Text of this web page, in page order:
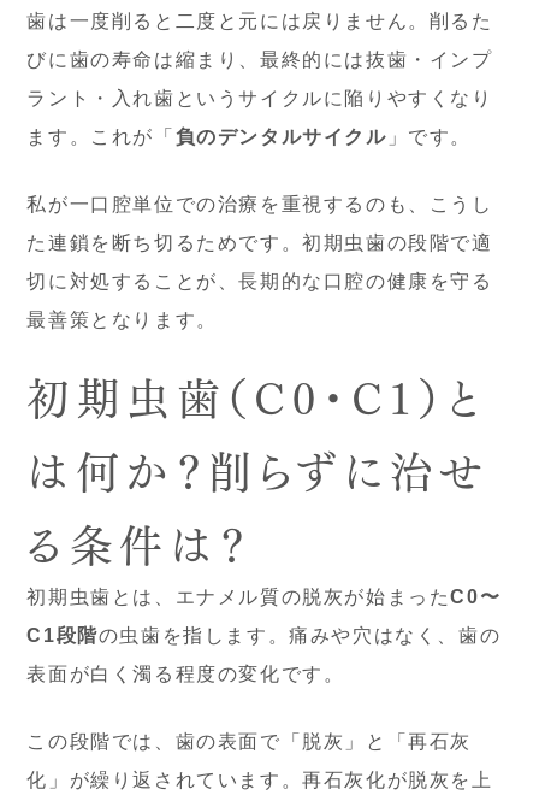
歯は一度削ると二度と元には戻りません。削るた
びに歯の寿命は縮まり、最終的には抜歯・インプ
ラント・入れ歯というサイクルに陥りやすくなり
ます。これが「 負のデンタルサイクル 」です。
私が一口腔単位での治療を重視するのも、こうし
た連鎖を断ち切るためです。初期虫歯の段階で適
切に対処することが、長期的な口腔の健康を守る
最善策となります。
初期虫歯（C0・C1）と
は何か？削らずに治せ
る条件は？
初期虫歯とは、エナメル質の脱灰が始まったC0〜
C1段階の虫歯を指します。痛みや穴はなく、歯の
表面が白く濁る程度の変化です。
この段階では、歯の表面で「脱灰」と「再石灰
化」が繰り返されています。再石灰化が脱灰を上